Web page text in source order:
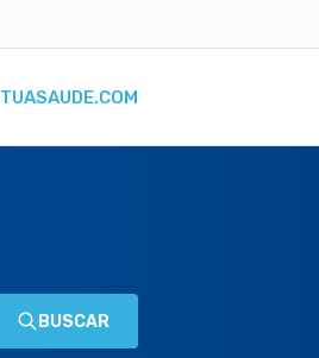
TUASAUDE.COM
BUSCAR